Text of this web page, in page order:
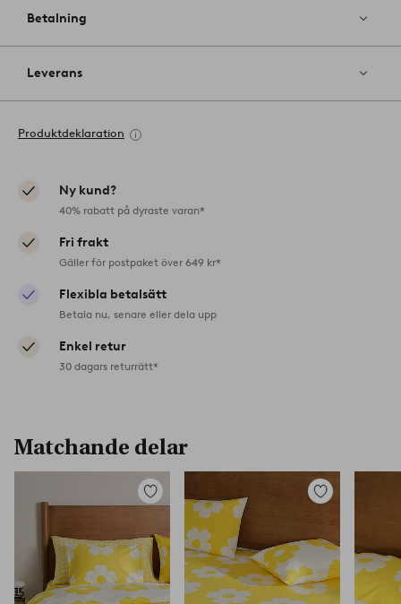
Betalning
Leverans
Produktdeklaration
Ny kund?
40% rabatt på dyraste varan*
Fri frakt
Gäller för postpaket över 649 kr*
Flexibla betalsätt
Betala nu, senare eller dela upp
Enkel retur
30 dagars returrätt*
Matchande delar
Lägg
till
favoriter
Lägg